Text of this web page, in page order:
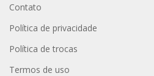
Contato
Política de privacidade
Política de trocas
Termos de uso